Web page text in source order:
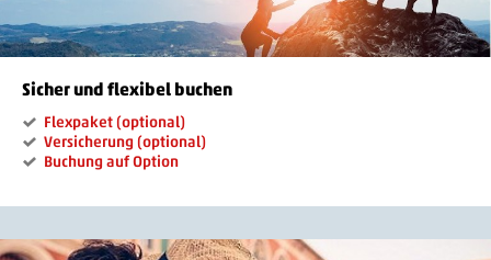
Sicher und flexibel buchen
Flexpaket (optional)
Versicherung (optional)
Buchung auf Option